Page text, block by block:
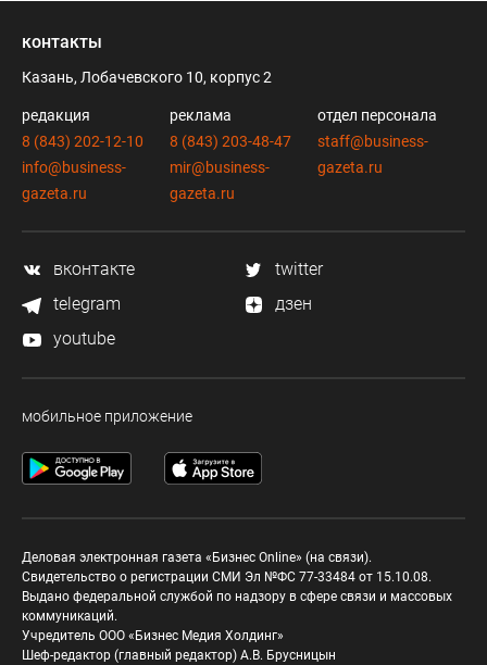
контакты
Казань, Лобачевского 10, корпус 2
редакция
8 (843) 202-12-10
info@business-
gazeta.ru
реклама
8 (843) 203-48-47
mir@business-
gazeta.ru
отдел персонала
staff@business-
gazeta.ru
вконтакте
twitter
telegram
дзен
youtube
мобильное приложение
Деловая электронная газета «Бизнес Online» (на связи).
Свидетельство о регистрации СМИ Эл №ФС 77-33484 от 15.10.08.
Выдано федеральной службой по надзору в сфере связи и массовых
коммуникаций.
Учредитель ООО «Бизнес Медия Холдинг»
Шеф-редактор (главный редактор) А.В. Брусницын